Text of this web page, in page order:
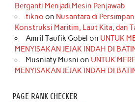
Berganti Menjadi Mesin Penjawab
tikno on Nusantara di
Konstruksi Maritim, Laut Kita, dan
Amril Taufik Gobel on UNTUK
MENYISAKAN JEJAK INDAH DI
Musniaty Musni on UNTUK
MENYISAKAN JEJAK INDAH DI
PAGE RANK CHECKER